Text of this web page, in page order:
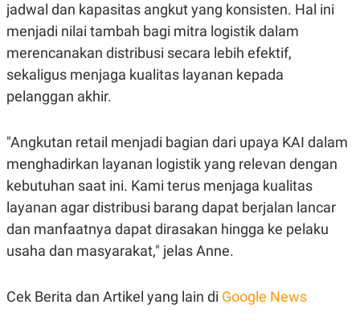
S
A
T
A
T
A
A
G
E
K
T
N
T
V
L
S
S
JARINGAN
NE
jadwal dan kapasitas angkut yang konsisten. Hal ini
menjadi nilai tambah bagi mitra logistik dalam
merencanakan distribusi secara lebih efektif,
sekaligus menjaga kualitas layanan kepada
pelanggan akhir.
"Angkutan retail menjadi bagian dari upaya KAI dalam
menghadirkan layanan logistik yang relevan dengan
kebutuhan saat ini. Kami terus menjaga kualitas
layanan agar distribusi barang dapat berjalan lancar
dan manfaatnya dapat dirasakan hingga ke pelaku
usaha dan masyarakat," jelas Anne.
Cek Berita dan Artikel yang lain di Google News